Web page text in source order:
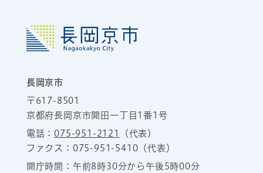
長岡京市
〒617-8501
京都府長岡京市開田一丁目1番1号
電話：075-951-2121
（代表）
ファクス：075-951-5410（代表）
開庁時間：午前8時30分から午後5時00分